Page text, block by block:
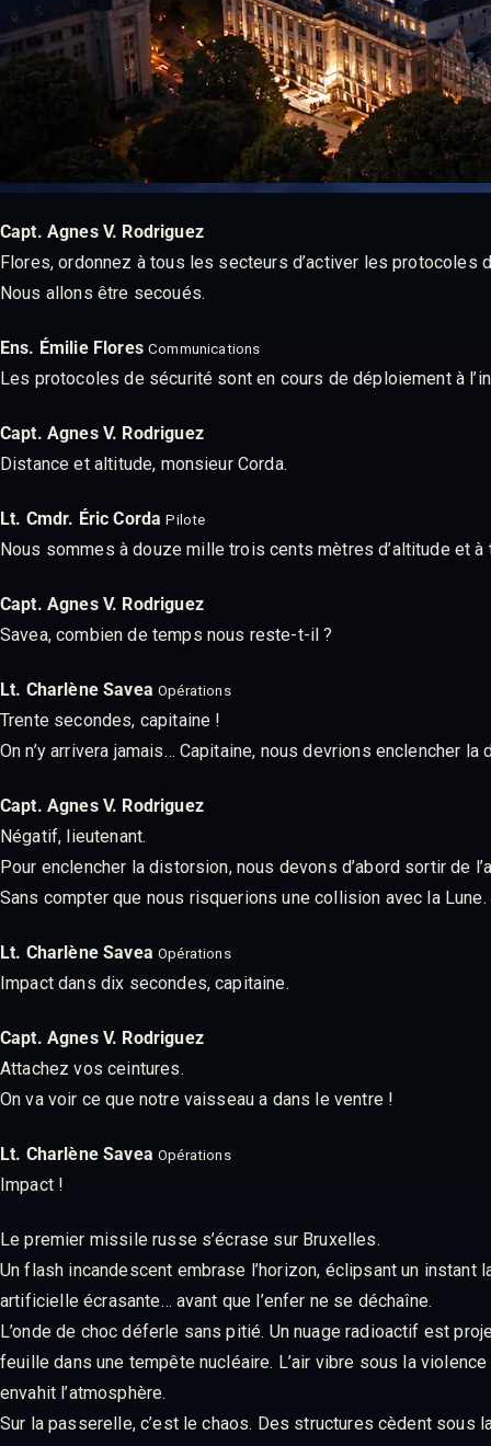
Capt. Agnes V. Rodriguez
Flores, ordonnez à tous les secteurs d’activer les protocoles
Nous allons être secoués.
Ens. Émilie Flores Communications
Les protocoles de sécurité sont en cours de déploiement à
Capt. Agnes V. Rodriguez
Distance et altitude, monsieur Corda.
Lt. Cmdr. Éric Corda Pilote
Nous sommes à douze mille trois cents mètres d’altitude et
Capt. Agnes V. Rodriguez
Savea, combien de temps nous reste-t-il ?
Lt. Charlène Savea Opérations
Trente secondes, capitaine !
On n’y arrivera jamais… Capitaine, nous devrions enclencher la
Capt. Agnes V. Rodriguez
Négatif, lieutenant.
Pour enclencher la distorsion, nous devons d’abord sortir de
Sans compter que nous risquerions une collision avec la Lune.
Lt. Charlène Savea Opérations
Impact dans dix secondes, capitaine.
Capt. Agnes V. Rodriguez
Attachez vos ceintures.
On va voir ce que notre vaisseau a dans le ventre !
Lt. Charlène Savea Opérations
Impact !
Le premier missile russe s’écrase sur Bruxelles.
Un flash incandescent embrase l’horizon, éclipsant un instant
artificielle écrasante… avant que l’enfer ne se déchaîne.
L’onde de choc déferle sans pitié. Un nuage radioactif est
feuille dans une tempête nucléaire. L’air vibre sous la
envahit l’atmosphère.
Sur la passerelle, c’est le chaos. Des structures cèdent sous